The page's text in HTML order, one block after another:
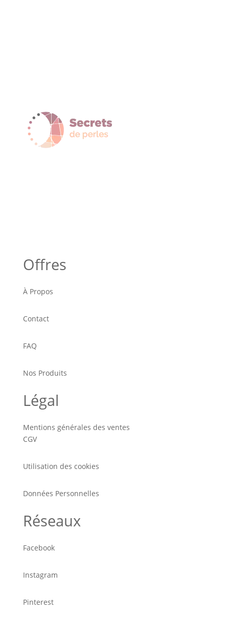
Offres
À Propos
Contact
FAQ
Nos Produits
Légal
Mentions générales des ventes
CGV
Utilisation des cookies
Données Personnelles
Réseaux
Facebook
Instagram
Pinterest